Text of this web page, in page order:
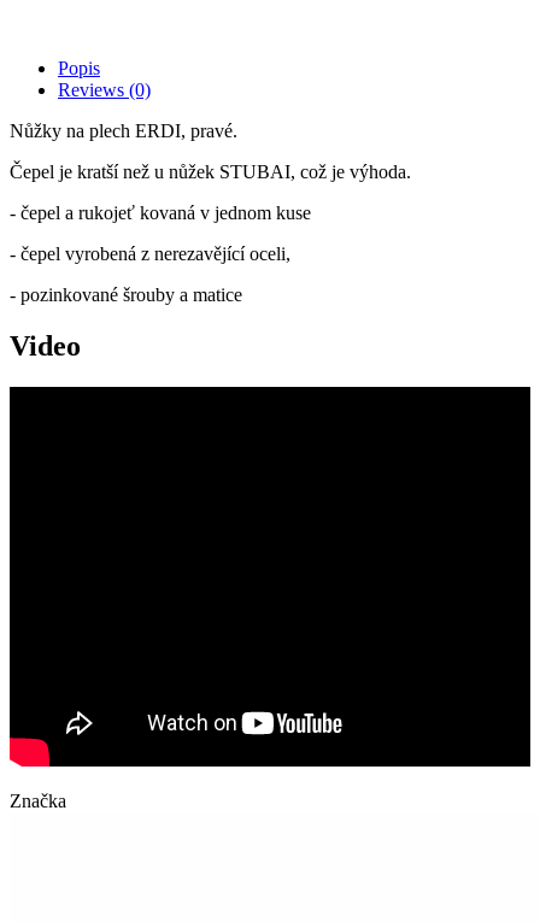
Popis
Reviews (0)
Nůžky na plech ERDI, pravé.
Čepel je kratší než u nůžek STUBAI, což je výhoda.
- čepel a rukojeť kovaná v jednom kuse
- čepel vyrobená z nerezavějící oceli,
- pozinkované šrouby a matice
Video
Značka